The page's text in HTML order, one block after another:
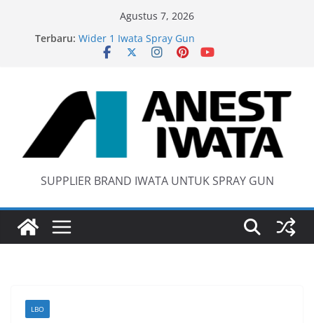
Agustus 7, 2026
Terbaru: Wider 1 Iwata Spray Gun
Anest Iwata W71 C Original
Iwata W 71 New Model ….Last generation…
SUPPLIER BRAND IWATA UNTUK SPRAY GUN
LBO